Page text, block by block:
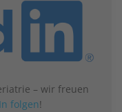
– wir freuen
folgen!